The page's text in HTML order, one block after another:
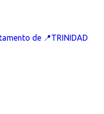
de 📍TRINIDAD